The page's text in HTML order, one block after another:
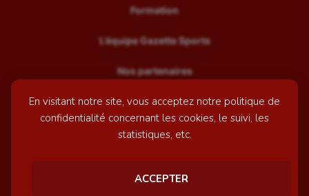
En visitant notre site, vous acceptez notre politique de
confidentialité concernant les cookies, le suivi, les
statistiques, etc.
ACCEPTER
Formation
L’équipe Gazette Sports
Nos partenaires
Recrutement
Mentions légales